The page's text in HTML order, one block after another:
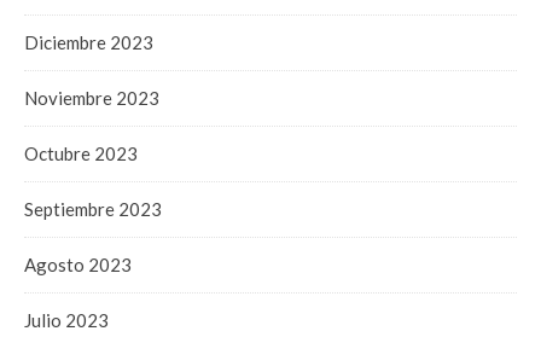
Diciembre 2023
Noviembre 2023
Octubre 2023
Septiembre 2023
Agosto 2023
Julio 2023